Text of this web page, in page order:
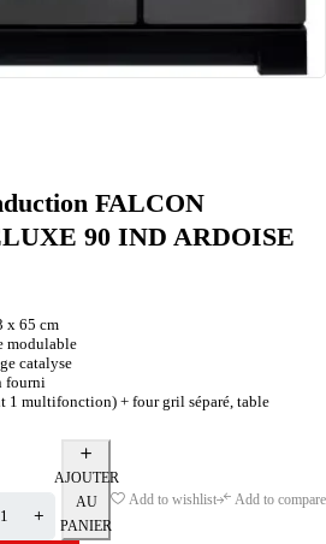
FALCON
90 IND ARDOISE
x 65 cm
modulable
catalyse
fourni
1 multifonction) + four gril séparé, table
AJOUTER
AU
PANIER
Add to wishlist Add to compare